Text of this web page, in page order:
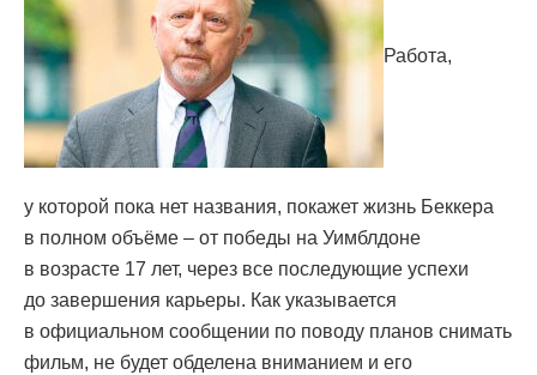
Работа,
у которой пока нет названия, покажет жизнь Беккера
в полном объёме – от победы на Уимблдоне
в возрасте 17 лет, через все последующие успехи
до завершения карьеры. Как указывается
в официальном сообщении по поводу планов снимать
фильм, не будет обделена вниманием и его